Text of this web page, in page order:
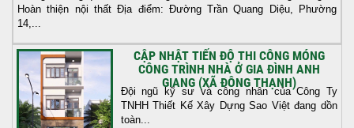
Hoàn thiện nội thất Địa điểm: Đường Trần Quang Diệu, Phường
14,...
CẬP NHẬT TIẾN ĐỘ THI CÔNG MÓNG
CÔNG TRÌNH NHÀ Ở GIA ĐÌNH ANH
GIANG (XÃ ĐÔNG THẠNH)
Đội ngũ kỹ sư và công nhân của Công Ty
TNHH Thiết Kế Xây Dựng Sao Việt đang dồn
toàn...